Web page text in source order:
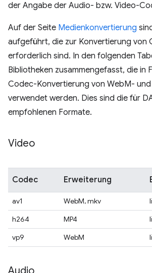
der Angabe der Audio- bzw. Video-
Auf der Seite Medienkonvertierung
aufgeführt, die zur Konvertierung von
erforderlich sind. In den folgenden
Bibliotheken zusammengefasst, die in
Codec-Konvertierung von WebM-
verwendet werden. Dies sind die für
empfohlenen Formate.
Video
Codec Erweiterung
av1 WebM, mkv
h264
MP4
vp9
WebM